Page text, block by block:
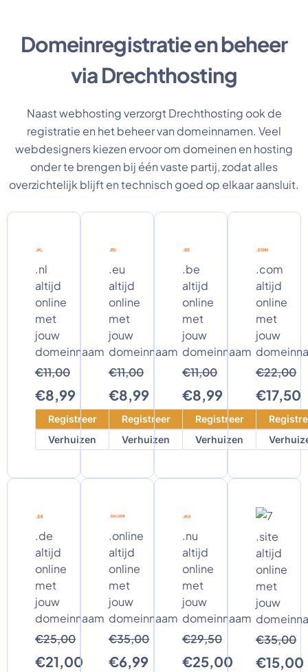
Domeinregistratie en beheer
via Drechthosting
Naast webhosting verzorgt Drechthosting ook de
registratie en het beheer van domeinnamen. Veel
webdesigners kiezen ervoor om domeinen en hosting
onder te brengen bij één vaste partij, zodat alles
overzichtelijk blijft en technisch goed op elkaar aansluit.
.nl
altijd
online
met
jouw
domeinnaam
€11,00
€8,99
Registreer
Verhuizen
.eu
altijd
online
met
jouw
domeinnaam
€11,00
€8,99
Registreer
Verhuizen
.be
altijd
online
met
jouw
domeinnaam
€11,00
€8,99
Registreer
Verhuizen
.com
altijd
online
met
jouw
€22,00
€17,50
.de
altijd
online
met
jouw
domeinnaam
€25,00
€21,00
.online
altijd
online
met
jouw
domeinnaam
€35,00
€6,99
.nu
altijd
online
met
jouw
domeinnaam
€29,50
€25,00
.site
altijd
online
met
jouw
€35,00
€15,00